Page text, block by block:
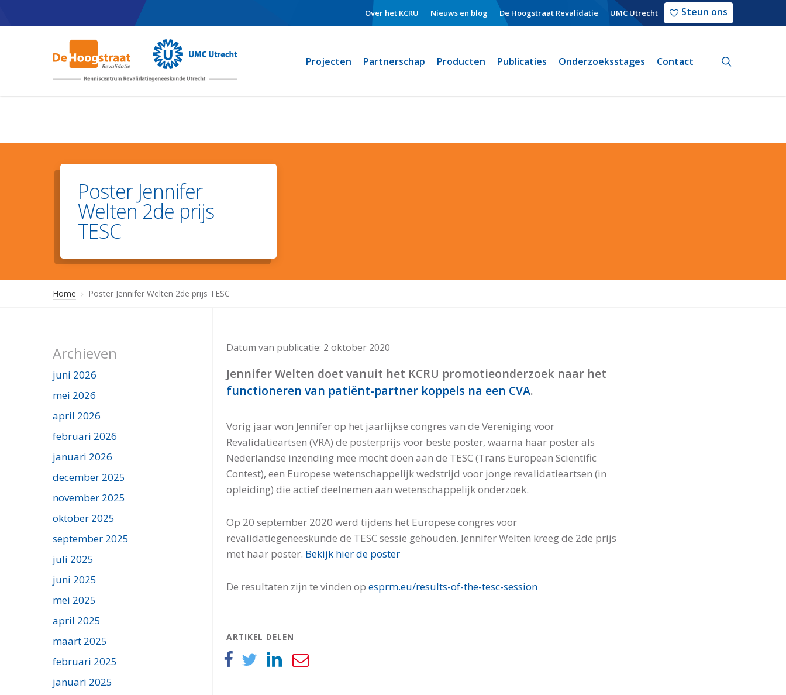
to
Over het KCRU Nieuws en blog De Hoogstraat Revalidatie UMC Utrecht Steun ons
Projecten Partnerschap Producten Publicaties Onderzoeksstages Contact
Poster Jennifer
Welten 2de prijs
TESC
Home Poster Jennifer Welten 2de prijs TESC
Archieven
juni 2026
mei 2026
april 2026
februari 2026
januari 2026
december 2025
november 2025
oktober 2025
september 2025
juli 2025
juni 2025
mei 2025
april 2025
maart 2025
februari 2025
januari 2025
Datum van publicatie: 2 oktober 2020
Jennifer Welten doet vanuit het KCRU promotieonderzoek naar het
functioneren van patiënt-partner koppels na een CVA.
Vorig jaar won Jennifer op het jaarlijkse congres van de Vereniging voor
Revalidatieartsen (VRA) de posterprijs voor beste poster, waarna haar poster als
Nederlandse inzending mee mocht doen aan de TESC (Trans European Scientific
Contest), een Europese wetenschappelijk wedstrijd voor jonge revalidatieartsen (in
opleiding) die actief deelnemen aan wetenschappelijk onderzoek.
Op 20 september 2020 werd tijdens het Europese congres voor
revalidatiegeneeskunde de TESC sessie gehouden. Jennifer Welten kreeg de 2de prijs
met haar poster. Bekijk hier de poster
De resultaten zijn te vinden op esprm.eu/results-of-the-tesc-session
ARTIKEL DELEN